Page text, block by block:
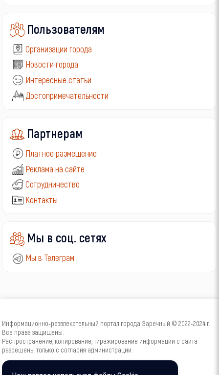
Пользователям
Организации города
Новости города
Интересные статьи
Достопримечательности
Партнерам
Платное размещение
Реклама на сайте
Сотрудничество
Контакты
Мы в соц. сетях
Мы в Телеграм
Информационно-развлекательный портал города Заречный © 2022-2024 г.
Все права защищены.
Распространение, копирование, тиражирование информации с сайта
разрешены только с согласия администрации.